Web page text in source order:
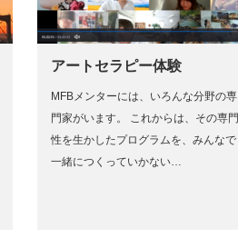
アートセラピー体験
MFBメンターには、いろんな分野の専
門家がいます。 これからは、その専門
性を生かしたプログラムを、みんなで
一緒につくっていかない…